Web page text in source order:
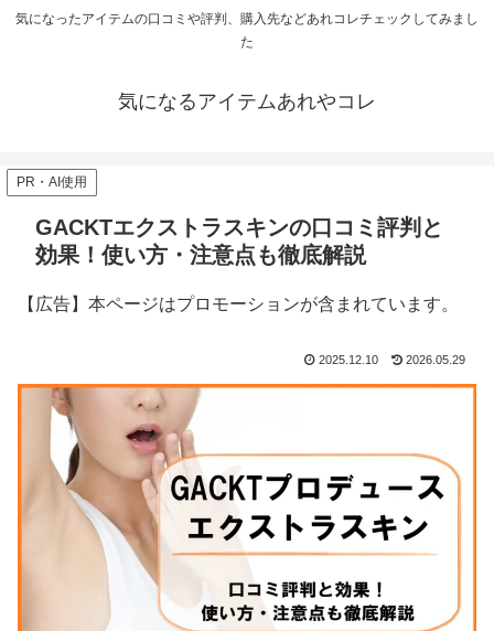
気になったアイテムの口コミや評判、購入先などあれコレチェックしてみまし
た
気になるアイテムあれやコレ
PR・AI使用
GACKTエクストラスキンの口コミ評判と
効果！使い方・注意点も徹底解説
【広告】本ページはプロモーションが含まれています。
2025.12.10 2026.05.29